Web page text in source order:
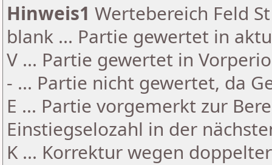
Hinweis1 Wertebereich Feld
blank ... Partie gewertet in
V ... Partie gewertet in
- ... Partie nicht gewertet, da
E ... Partie vorgemerkt zur
Einstiegselozahl in der
K ... Korrektur wegen